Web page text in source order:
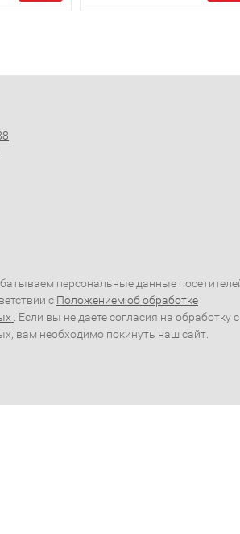
персональные данные
с Положением об обработке
. Если вы не даете согласия на обработку
вам необходимо покинуть наш сайт.